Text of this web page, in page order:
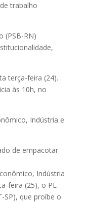
trabalho
(PSB-RN)
terça-feira (24).
às 10h, no
Indústria e
de empacotar
Indústria
feira (25), o PL
SP), que proíbe o